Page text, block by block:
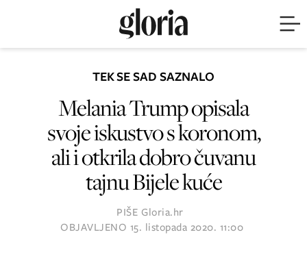
TEK SE SAD SAZNALO
Melania Trump opisala
svoje iskustvo s koronom,
ali i otkrila dobro čuvanu
tajnu Bijele kuće
PIŠE Gloria.hr
OBJAVLJENO 15. listopada 2020. 11:00